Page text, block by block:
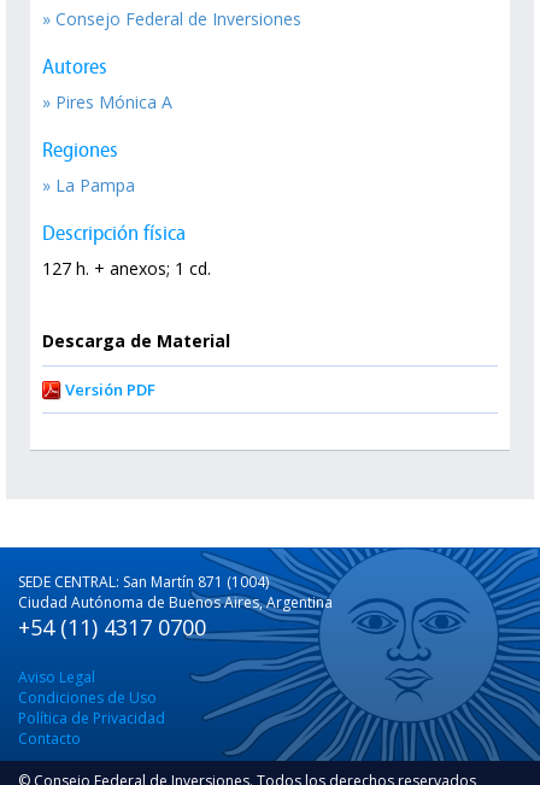
» Consejo Federal de Inversiones
Autores
» Pires Mónica A
Regiones
» La Pampa
Descripción física
127 h. + anexos; 1 cd.
Descarga de Material
Versión PDF
SEDE CENTRAL: San Martín 871 (1004)
Ciudad Autónoma de Buenos Aires, Argentina
+54 (11) 4317 0700
Aviso Legal
Condiciones de Uso
Política de Privacidad
Contacto
© Consejo Federal de Inversiones. Todos los derechos reservados